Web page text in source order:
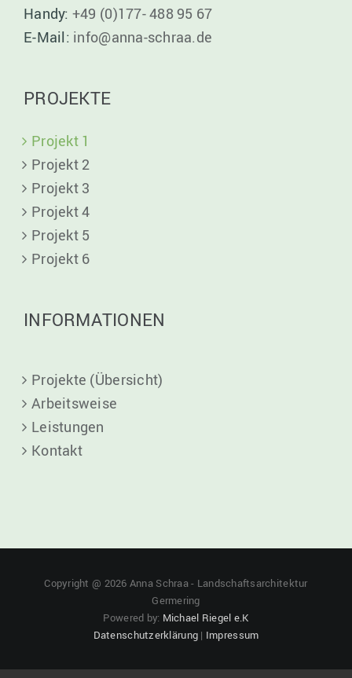
Handy: +49 (0)177- 488 95 67
E-Mail: info@anna-schraa.de
PROJEKTE
Projekt 1
Projekt 2
Projekt 3
Projekt 4
Projekt 5
Projekt 6
INFORMATIONEN
Projekte (Übersicht)
Arbeitsweise
Leistungen
Kontakt
Copyright @ 2026 Anna Schraa - Landschaftsarchitektur
Germering
Powered by: Michael Riegel e.K
Datenschutzerklärung | Impressum